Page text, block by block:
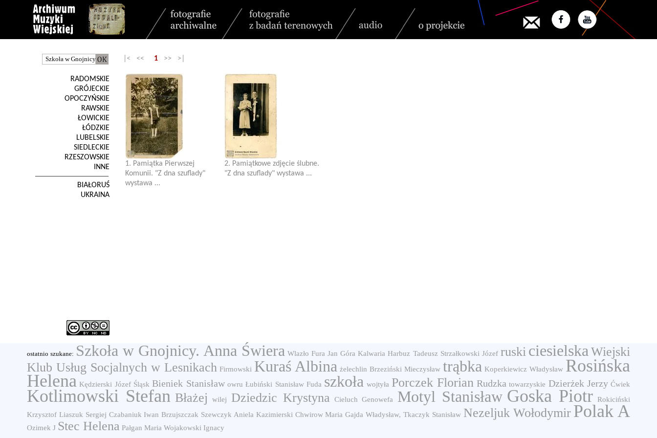
RADOMSKIE
GRÓJECKIE
OPOCZYŃSKIE
RAWSKIE
ŁOWICKIE
ŁÓDZKIE
LUBELSKIE
SIEDLECKIE
RZESZOWSKIE
INNE
BIAŁORUŚ
UKRAINA
|< << 1 >> >|
1. Pamiątka Pierwszej
Komunii. "Z dna szuflady"
wystawa ...
2. Pamiątkowe zdjęcie ślubne.
"Z dna szuflady" wystawa ...
ostatnio szukane: Szkoła w Gnojnicy. Anna Świera Wlazło Fura Jan Góra Kalwaria Harbuz Tadeusz Strzałkowski Józef ruski ciesielska Wiejski
Klub Usług Socjalnych w Lesnikach Firmowski Kuraś Albina żelechlin Brzeziński Mieczysław trąbka Koperkiewicz Władysław Rosińska
Helena Kędzierski Józef Śląsk Bieniek Stanisław owru Łubiński Stanisław Fuda szkoła wojtyła Porczek Florian Rudzka towarzyskie Dzierżek Jerzy Ćwiek
Kotlimowski Stefan Błażej wilej Dziedzic Krystyna Cieluch Genowefa Motyl Stanisław Goska Piotr Rokiciński
Krzysztof Liaszuk Sergiej Czabaniuk Iwan Brzujszczak Szewczyk Aniela Kazimierski Chwirow Maria Gajda Władysław, Tkaczyk Stanisław Nezeljuk Wołodymir Polak A
Ozimek J Stec Helena Pałgan Maria Wojakowski Ignacy